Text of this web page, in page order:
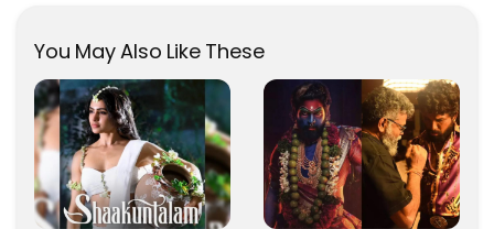
You May Also Like These